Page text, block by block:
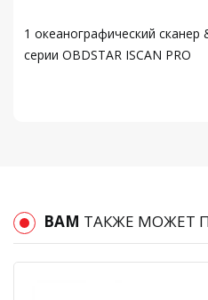
1 океанографический
серии OBDSTAR ISCAN PRO
ВАМ ТАКЖЕ МОЖЕТ